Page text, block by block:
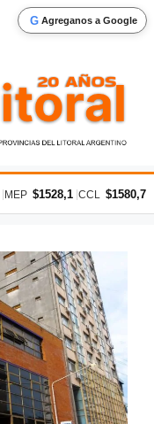
G Agreganos a Google
MEP $1528,1 CCL $1580,7